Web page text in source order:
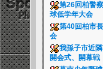
第26回柏警
球低学年大会
第40回柏市
会
我孫子市近
開会式、開幕戦